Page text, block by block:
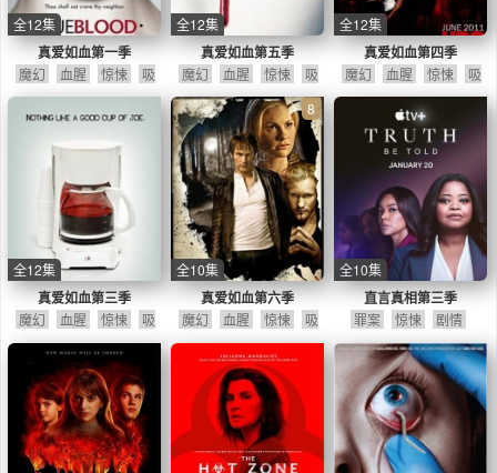
真爱如血第一季
全12集
魔幻 血腥 惊悚
吸
血鬼
剧情
真爱如血第五季
全12集
魔幻 血腥 惊悚
吸
血鬼
同性 剧情
真爱如血第四季
全12集
魔幻 血腥 惊悚
吸
血鬼
同性 剧情
真爱如血第三季
全12集
魔幻 血腥 惊悚
吸
血鬼
同性 剧情
真爱如血第六季
8
全10集
魔幻 血腥 惊悚
吸
血鬼
同性 剧情
直言真相第三季
全10集
罪案 惊悚 剧情